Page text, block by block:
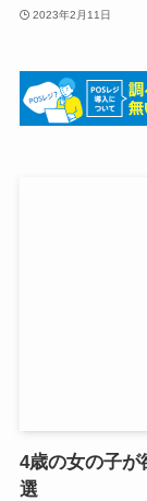
2023年2月11日
4歳の女の子
選